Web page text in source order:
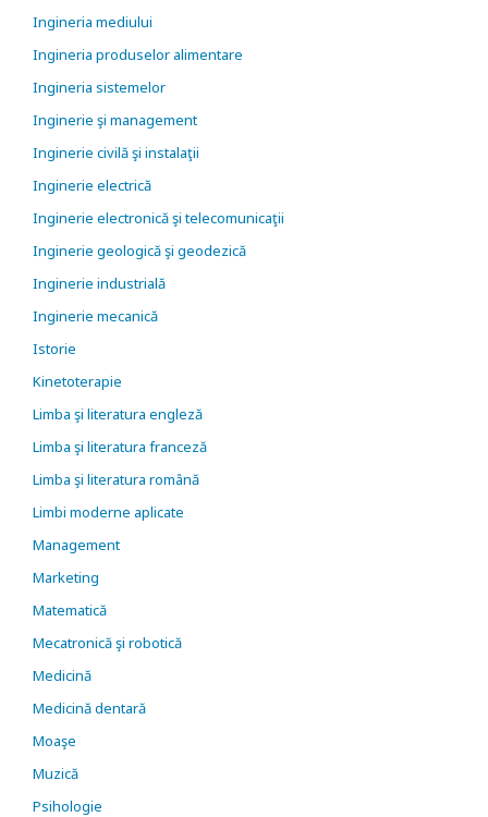
Ingineria mediului
Ingineria produselor alimentare
Ingineria sistemelor
Inginerie şi management
Inginerie civilă şi instalaţii
Inginerie electrică
Inginerie electronică şi telecomunicaţii
Inginerie geologică şi geodezică
Inginerie industrială
Inginerie mecanică
Istorie
Kinetoterapie
Limba şi literatura engleză
Limba şi literatura franceză
Limba şi literatura română
Limbi moderne aplicate
Management
Marketing
Matematică
Mecatronică şi robotică
Medicină
Medicină dentară
Moaşe
Muzică
Psihologie